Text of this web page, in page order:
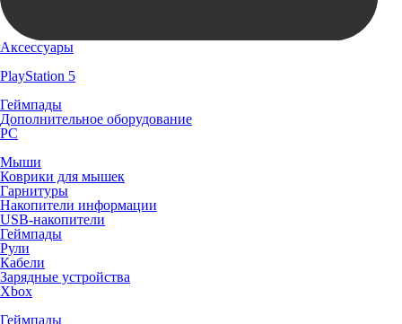
Аксессуары
PlayStation 5
Геймпады
Дополнительное оборудование
PC
Мыши
Коврики для мышек
Гарнитуры
Накопители информации
USB-накопители
Геймпады
Рули
Кабели
Зарядные устройства
Xbox
Геймпады